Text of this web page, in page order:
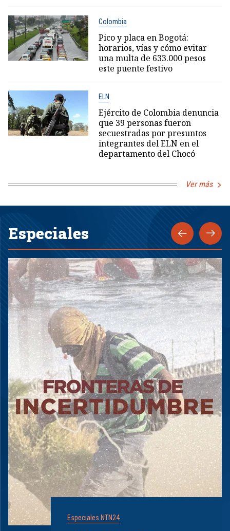
Colombia
Pico y placa en Bogotá:
horarios, vías y cómo evitar
una multa de 633.000 pesos
este puente festivo
ELN
Ejército de Colombia denuncia
que 39 personas fueron
secuestradas por presuntos
integrantes del ELN en el
departamento del Chocó
Ver más
Especiales
Especiales NTN24